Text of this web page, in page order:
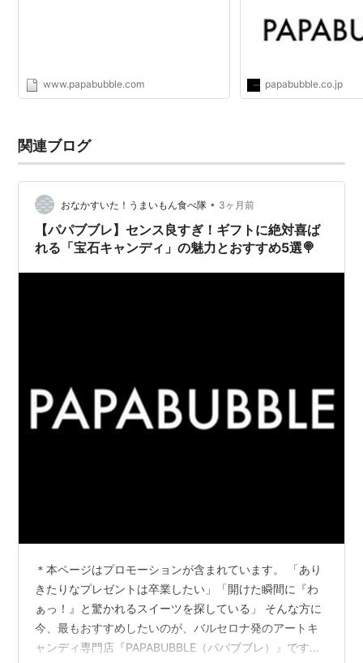
www.papabubble.com papabubble.co.jp
関連ブログ
おなかすいた！うまいもん食べ隊 • 3ヶ月前
【パパブブレ】センス良すぎ！ギフトに絶対喜ば
れる「宝石キャンディ」の魅力とおすすめ5選🍭
＊本ページはプロモーションが含まれています。 「あり
きたりなプレゼントは卒業したい」「開けた瞬間に『わ
ぁっ！』と驚かれるスイーツを探している」 そんな方に
今、最もおすすめしたいのが、バルセロナ発のアートキ
ャンディ専門店『PAPABUBBLE（パパブブレ）』です。